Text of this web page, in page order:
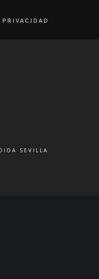
PRIVACIDAD
SEVILLA